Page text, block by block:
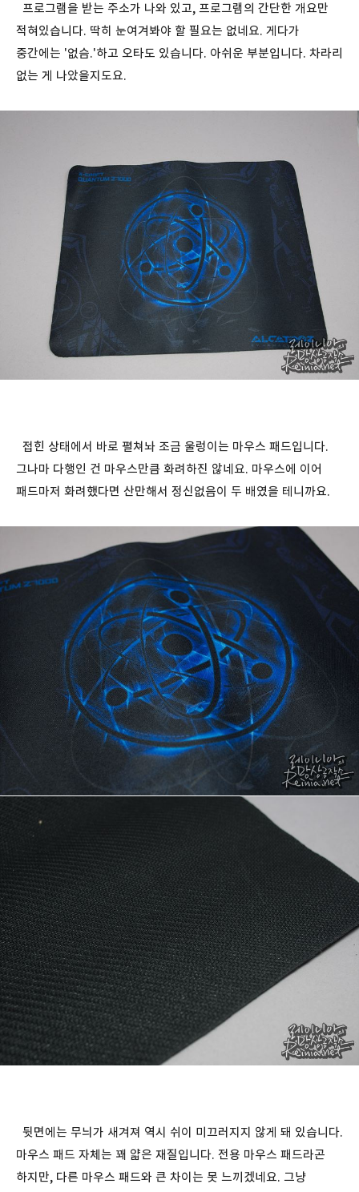
프로그램을 받는 주소가 나와 있고, 프로그램의 간단한 개요만
적혀있습니다. 딱히 눈여겨봐야 할 필요는 없네요. 게다가
중간에는 '없슴.'하고 오타도 있습니다. 아쉬운 부분입니다. 차라리
없는 게 나았을지도요.
접힌 상태에서 바로 펼쳐놔 조금 울렁이는 마우스 패드입니다.
그나마 다행인 건 마우스만큼 화려하진 않네요. 마우스에 이어
패드마저 화려했다면 산만해서 정신없음이 두 배였을 테니까요.
뒷면에는 무늬가 새겨져 역시 쉬이 미끄러지지 않게 돼 있습니다.
마우스 패드 자체는 꽤 얇은 재질입니다. 전용 마우스 패드라곤
하지만, 다른 마우스 패드와 큰 차이는 못 느끼겠네요. 그냥